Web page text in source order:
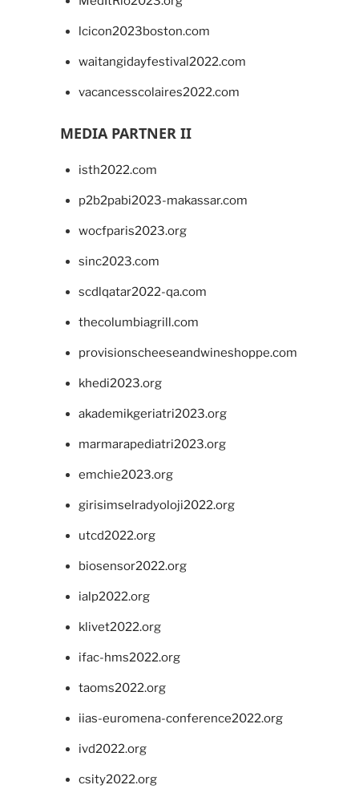
lcicon2023boston.com
waitangidayfestival2022.com
vacancesscolaires2022.com
MEDIA PARTNER II
isth2022.com
p2b2pabi2023-makassar.com
wocfparis2023.org
sinc2023.com
scdlqatar2022-qa.com
thecolumbiagrill.com
provisionscheeseandwineshoppe.com
khedi2023.org
akademikgeriatri2023.org
marmarapediatri2023.org
emchie2023.org
girisimselradyoloji2022.org
utcd2022.org
biosensor2022.org
ialp2022.org
klivet2022.org
ifac-hms2022.org
taoms2022.org
iias-euromena-conference2022.org
ivd2022.org
csity2022.org